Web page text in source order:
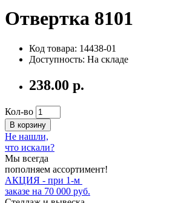
Отвертка 8101
Код товара: 14438-01
Доступность: На складе
238.00 р.
Кол-во
В корзину
Не нашли,
что искали?
Мы всегда
пополняем ассортимент!
АКЦИЯ - при 1-м
заказе на 70 000 руб.